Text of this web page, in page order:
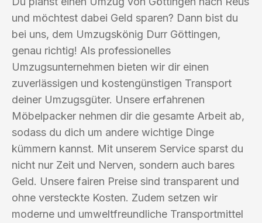
und möchtest dabei Geld sparen? Dann bist du
bei uns, dem Umzugskönig Durr Göttingen,
genau richtig! Als professionelles
Umzugsunternehmen bieten wir dir einen
zuverlässigen und kostengünstigen Transport
deiner Umzugsgüter. Unsere erfahrenen
Möbelpacker nehmen dir die gesamte Arbeit ab,
sodass du dich um andere wichtige Dinge
kümmern kannst. Mit unserem Service sparst du
nicht nur Zeit und Nerven, sondern auch bares
Geld. Unsere fairen Preise sind transparent und
ohne versteckte Kosten. Zudem setzen wir
moderne und umweltfreundliche Transportmittel